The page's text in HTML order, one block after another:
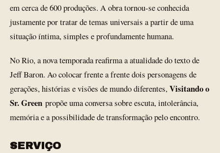
em cerca de 600 produções. A obra tornou-se conhecida
justamente por tratar de temas universais a partir de uma
situação íntima, simples e profundamente humana.
No Rio, a nova temporada reafirma a atualidade do texto de
Jeff Baron. Ao colocar frente a frente dois personagens de
gerações, histórias e visões de mundo diferentes,Visitando o
Sr. Green propõe uma conversa sobre escuta, intolerância,
memória e a possibilidade de transformação pelo encontro.
SERVIÇO